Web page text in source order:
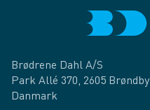
Brødrene Dahl A/S
Park Allé 370, 2605 Brøndby
Danmark